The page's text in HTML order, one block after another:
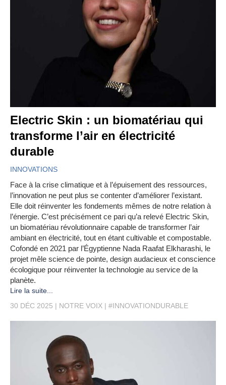
Electric Skin : un biomatériau qui
transforme l’air en électricité
durable
INNOVATIONS
Face à la crise climatique et à l’épuisement des ressources,
l’innovation ne peut plus se contenter d’améliorer l’existant.
Elle doit réinventer les fondements mêmes de notre relation à
l’énergie. C’est précisément ce pari qu’a relevé Electric Skin,
un biomatériau révolutionnaire capable de transformer l’air
ambiant en électricité, tout en étant cultivable et compostable.
Cofondé en 2021 par l’Égyptienne Nada Raafat Elkharashi, le
projet mêle science de pointe, design audacieux et conscience
écologique pour réinventer la technologie au service de la
planète.
Lire la suite...
30 DÉC 2025
NOTRE VOIX #INNOVATIONDURABLE